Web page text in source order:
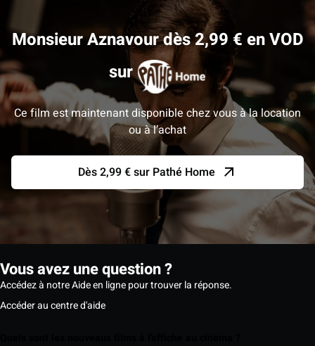
Monsieur Aznavour dès 2,99 € en VOD
sur
Ce film est maintenant disponible chez vous à la location
ou à l’achat
Dès 2,99 € sur Pathé Home
Vous avez une question ?
Accédez à notre Aide en ligne pour trouver la réponse.
Accéder au centre d'aide